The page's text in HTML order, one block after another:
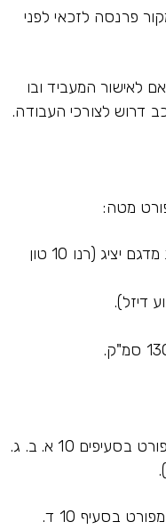
פרנסה לזכאי לפני
לאישור המעביד ובו
דרוש לצורכי העבודה.
א. משאית המורכבת בארץ או משאית מדגם יציג (רנו 10 טון
11. מלוא המיסים החלים על רכב כמפורט בסעיפים 10 א. ב. ג.
12. 75% מהמיסים החלים על רכב כמפורט בסעיף 10 ד.